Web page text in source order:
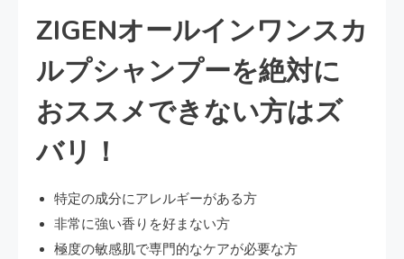
ZIGENオールインワンスカ
ルプシャンプーを絶対に
おススメできない方はズ
バリ！
特定の成分にアレルギーがある方
非常に強い香りを好まない方
極度の敏感肌で専門的なケアが必要な方